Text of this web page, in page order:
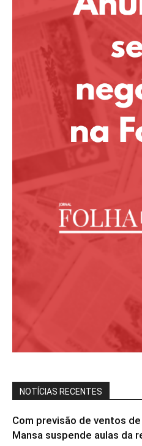
NOTÍCIAS RECENTES
Com previsão de ventos
Mansa suspende aulas da